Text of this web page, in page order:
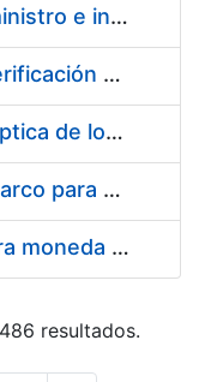
Acuerdo marco para el suministro e instalación de persianas, estores y otros complementos
Servicio de Calibración y Verificación Externa de los Equipos de Medición del Servicio de Prevención de la FNMT-RCM
Conexión mediante Fibra Óptica de los Centros de Proceso de Datos (CPDs) de las sedes de la FNMT-RCM de Burgos y Madrid
Contratación de acuerdo marco para el Suministro de Material de Electricidad para la Fábrica Nacional de Moneda y Timbre-Real Casa de la Moneda en su centro de trabajo de Burgos
Suministro de estuches para moneda de 30 €
resultados.